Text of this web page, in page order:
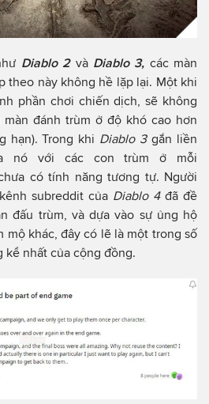
Diablo 2 và Diablo 3, các màn
theo này không hề lặp lại. Một khi
phần chơi chiến dịch, sẽ không
đánh trùm ở độ khó cao hơn
hạn). Trong khi Diablo 3gắn liền
nó với các con trùm ở mỗi
có tính năng tương tự. Người
subreddit của Diablo 4đã đề
đấu trùm, và dựa vào sự ủng hộ
mộ khác, đây có lẽ là một trong số
kể nhất của cộng đồng.